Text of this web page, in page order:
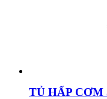
TỦ HẤP CƠM